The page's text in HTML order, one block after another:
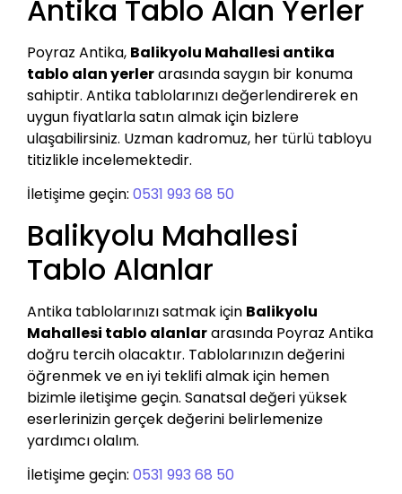
Antika Tablo Alan Yerler
Poyraz Antika, Balikyolu Mahallesi antika
tablo alan yerlerarasında saygın bir konuma
sahiptir. Antika tablolarınızı değerlendirerek en
uygun fiyatlarla satın almak için bizlere
ulaşabilirsiniz. Uzman kadromuz, her türlü tabloyu
titizlikle incelemektedir.
İletişime geçin: 0531 993 68 50
Balikyolu Mahallesi
Tablo Alanlar
Antika tablolarınızı satmak için Balikyolu
Mahallesi tablo alanlararasında Poyraz Antika
doğru tercih olacaktır. Tablolarınızın değerini
öğrenmek ve en iyi teklifi almak için hemen
bizimle iletişime geçin. Sanatsal değeri yüksek
eserlerinizin gerçek değerini belirlemenize
yardımcı olalım.
İletişime geçin: 0531 993 68 50